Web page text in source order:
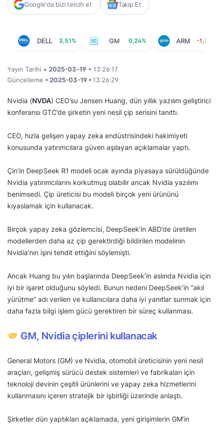
Google'da bizi tercih et Takip Et
DELL 3,51% GM 0,24% ARM -1,39%
Yayın Tarihi • 2025-03-19 • 13:26:17
Güncelleme • 2025-03-19 • 13:26:29
Nvidia (NVDA) CEO’su Jensen Huang, dün yıllık yazılım geliştirici
konferansı GTC’de şirketin yeni nesil çip serisini tanıttı.
CEO, hızla gelişen yapay zeka endüstrisindeki hakimiyeti
konusunda yatırımcılara güven aşılayan açıklamalar yaptı.
Çin’in DeepSeek R1 modeli ocak ayında piyasaya sürüldüğünde
Nvidia yatırımcılarını korkutmuş olabilir ancak Nvidia yazılımı
benimsedi. Çip üreticisi bu modeli birçok yeni ürününü
kıyaslamak için kullanacak.
Birçok yapay zeka gözlemcisi, DeepSeek’in ABD’de üretilen
modellerden daha az çip gerektirdiği bildirilen modelinin
Nvidia’nın işini tehdit ettiğini söylemişti.
Ancak Huang bu yılın başlarında DeepSeek’in aslında Nvidia için
iyi bir işaret olduğunu söyledi. Bunun nedeni DeepSeek’in “akıl
yürütme” adı verilen ve kullanıcılara daha iyi yanıtlar sunmak için
daha fazla bilgi işlem gücü gerektiren bir süreç kullanması.
GM, Nvidia çiplerini kullanacak
General Motors (GM) ve Nvidia, otomobil üreticisinin yeni nesil
araçları, gelişmiş sürücü destek sistemleri ve fabrikaları için
teknoloji devinin çeşitli ürünlerini ve yapay zeka hizmetlerini
kullanmasını içeren stratejik bir işbirliği üzerinde anlaştı.
Şirketler dün yaptıkları açıklamada, yeni girişimlerin GM’in